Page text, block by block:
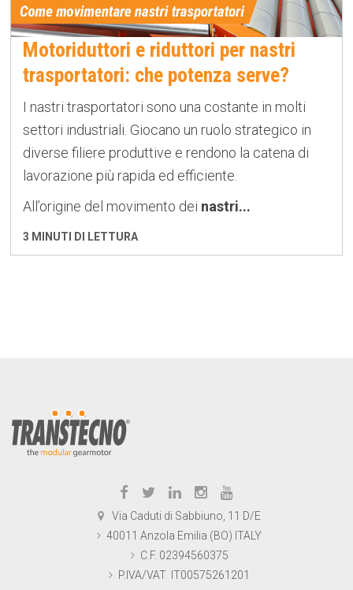
Motoriduttori e riduttori per nastri
trasportatori: che potenza serve?
I nastri trasportatori sono una costante in molti
settori industriali. Giocano un ruolo strategico in
diverse filiere produttive e rendono la catena di
lavorazione più rapida ed efficiente.
All’origine del movimento dei nastri...
3 MINUTI DI LETTURA
Via Caduti di Sabbiuno, 11 D/E
40011 Anzola Emilia (BO) ITALY
C.F. 02394560375
P.IVA/VAT IT00575261201